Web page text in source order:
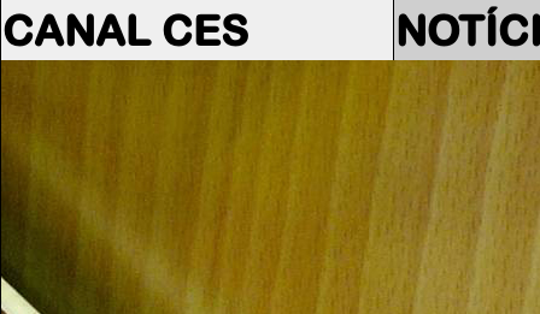
CANAL CES